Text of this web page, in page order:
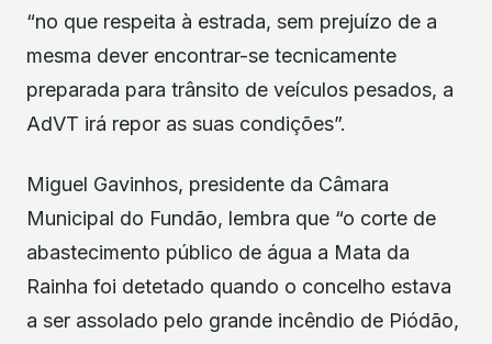
“no que respeita à estrada, sem prejuízo de a
mesma dever encontrar-se tecnicamente
preparada para trânsito de veículos pesados, a
AdVT irá repor as suas condições”.
Miguel Gavinhos, presidente da Câmara
Municipal do Fundão, lembra que “o corte de
abastecimento público de água a Mata da
Rainha foi detetado quando o concelho estava
a ser assolado pelo grande incêndio de Piódão,